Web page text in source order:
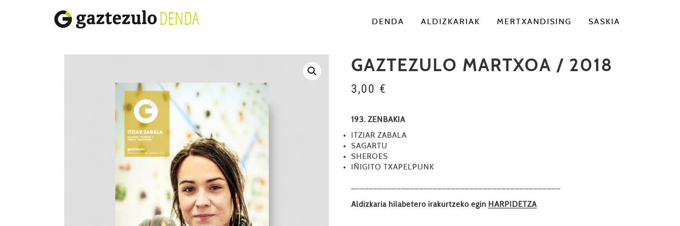
DENDA ALDIZKARIAK MERTXANDISING SASKIA
GAZTEZULO MARTXOA / 2018
3,00 €
193. ZENBAKIA
ITZIAR ZABALA
SAGARTU
SHEROES
IÑIGITO TXAPELPUNK
––––––––––––––––––––––––––––––––––––––––––––––
Aldizkaria hilabetero irakurtzeko egin HARPIDETZA